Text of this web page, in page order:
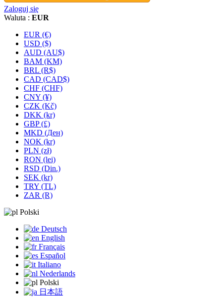
Zaloguj się
Waluta : EUR
EUR (€)
USD ($)
AUD (AU$)
BAM (KM)
BRL (R$)
CAD (CAD$)
CHF (CHF)
CNY (¥)
CZK (Kč)
DKK (kr)
GBP (£)
MKD (Ден)
NOK (kr)
PLN (zł)
RON (lei)
RSD (Din.)
SEK (kr)
TRY (TL)
ZAR (R)
Polski
Deutsch
English
Français
Español
Italiano
Nederlands
Polski
日本語